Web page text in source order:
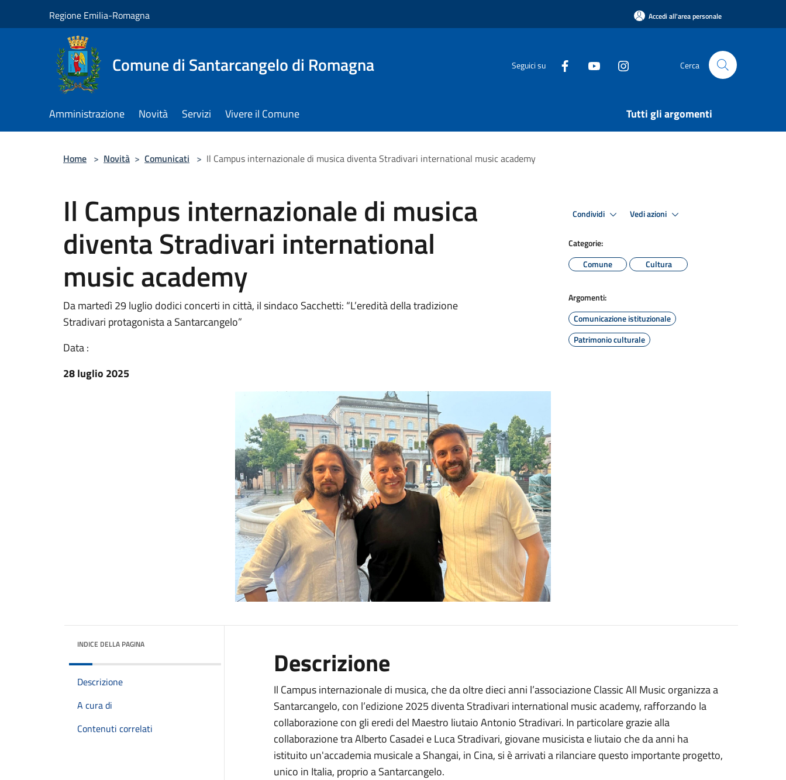
Regione Emilia-Romagna Accedi all'area personale
Comune di Santarcangelo di Romagna Seguici su Cerca
Amministrazione Novità Servizi Vivere il Comune Tutti gli argomenti
Home > Novità > Comunicati > Il Campus internazionale di musica diventa Stradivari international music academy
Il Campus internazionale di musica
diventa Stradivari international
music academy
Da martedì 29 luglio dodici concerti in città, il sindaco Sacchetti: “L’eredità della tradizione
Stradivari protagonista a Santarcangelo”
Data :
28 luglio 2025
Condividi Vedi azioni
Categorie:
Comune
Cultura
Argomenti:
Comunicazione istituzionale
Patrimonio culturale
INDICE DELLA PAGINA
Descrizione
A cura di
Contenuti correlati
Descrizione
Il Campus internazionale di musica, che da oltre dieci anni l’associazione Classic All Music organizza a
Santarcangelo, con l’edizione 2025 diventa Stradivari international music academy, rafforzando la
collaborazione con gli eredi del Maestro liutaio Antonio Stradivari. In particolare grazie alla
collaborazione tra Alberto Casadei e Luca Stradivari, giovane musicista e liutaio che da anni ha
istituito un'accademia musicale a Shangai, in Cina, si è arrivati a rilanciare questo importante progetto,
unico in Italia, proprio a Santarcangelo.